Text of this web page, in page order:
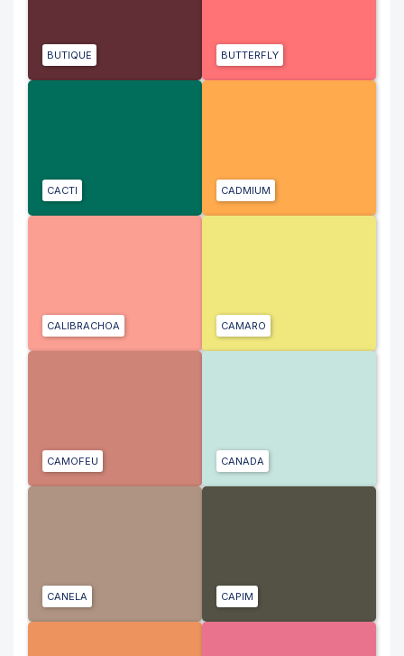
BUTIQUE BUTTERFLY
CACTI CADMIUM
CALIBRACHOA CAMARO
CAMOFEU CANADA
CANELA CAPIM